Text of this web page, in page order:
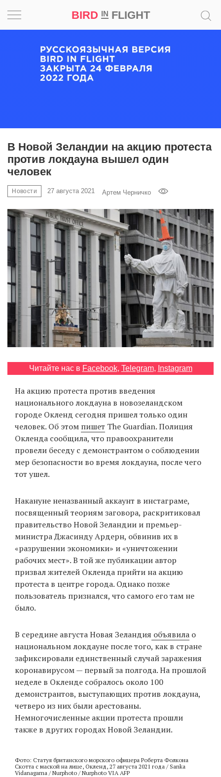
BIRD INFLIGHT
В Новой Зеландии на акцию протеста
против локдауна вышел один
человек
Новости 27 августа 2021 Артем Черничко
Читайте нас в Facebook, Telegram, Instagram
На акцию протеста против введения
национального локдауна в новозеландском
городе Окленд сегодня пришел только один
человек. Об этом пишет The Guardian. Полиция
Окленда сообщила, что правоохранители
провели беседу с демонстрантом о соблюдении
мер безопасности во время локдауна, после чего
тот ушел.
Накануне неназванный аккаунт в инстаграме,
посвященный теориям заговора, раскритиковал
правительство Новой Зеландии и премьер-
министра Джасинду Ардерн, обвинив их в
«разрушении экономики» и «уничтожении
рабочих мест». В той же публикации автор
призвал жителей Окленда прийти на акцию
протеста в центре города. Однако позже
пользователь признался, что самого его там не
было.
В середине августа Новая Зеландия объявила о
национальном локдауне после того, как в стране
зафиксировали единственный случай заражения
коронавирусом — первый за полгода. На прошлой
неделе в Окленде собралось около 100
демонстрантов, выступающих против локдауна,
четверо из них были арестованы.
Немногочисленные акции протеста прошли
также в других городах Новой Зеландии.
Фото: Статуя британского морского офицера Роберта Фолкона
Скотта с маской на лице, Окленд, 27 августа 2021 года / Sanka
Vidanagama / Nurphoto / Nurphoto VIA AFP